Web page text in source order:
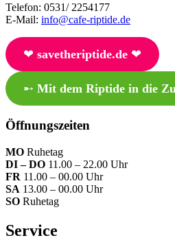
Telefon: 0531/ 2254177
E-Mail: info@cafe-riptide.de
❤︎ savetheriptide.de❤︎
➸ Mit dem Riptide in die
Öffnungszeiten
MO Ruhetag
DI – DO 11.00 – 22.00 Uhr
FR 11.00 – 00.00 Uhr
SA 13.00 – 00.00 Uhr
SO Ruhetag
Service